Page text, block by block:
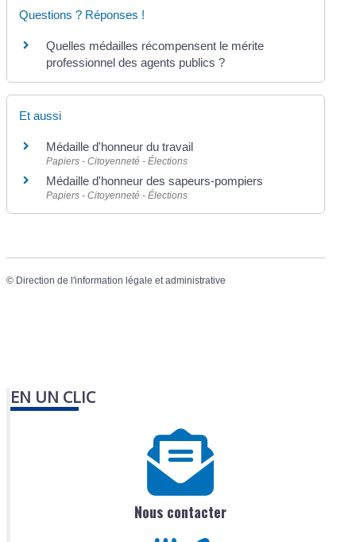
Questions ? Réponses !
Quelles médailles récompensent le mérite
professionnel des agents publics ?
Et aussi
Médaille d'honneur du travail
Papiers - Citoyenneté - Élections
Médaille d'honneur des sapeurs-pompiers
Papiers - Citoyenneté - Élections
© Direction de l'information légale et administrative
EN UN CLIC
Nous contacter